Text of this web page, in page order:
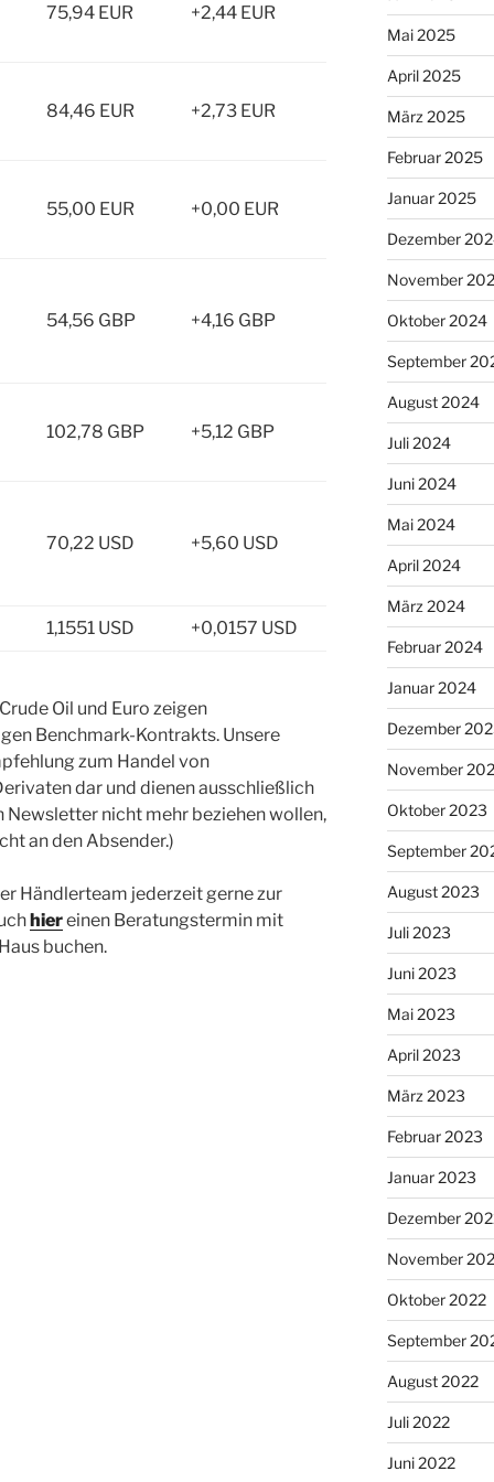
75,94 EUR +2,44 EUR
84,46 EUR +2,73 EUR
55,00 EUR +0,00 EUR
54,56 GBP +4,16 GBP
102,78 GBP +5,12 GBP
70,22 USD +5,60 USD
1,1551 USD +0,0157 USD
Oil und Euro zeigen
Benchmark-Kontrakts. Unsere
zum Handel von
dar und dienen ausschließlich
nicht mehr beziehen wollen,
an den Absender.)
Händlerteam jederzeit gerne zur
hiereinen Beratungstermin mit
buchen.
Mai 2025
April 2025
März 2025
Februar 2025
Januar 2025
Dezember
November
Oktober 2024
September
August 2024
Juli 2024
Juni 2024
Mai 2024
April 2024
März 2024
Februar 2024
Januar 2024
Dezember
November
Oktober 2023
September
August 2023
Juli 2023
Juni 2023
Mai 2023
April 2023
März 2023
Februar 2023
Januar 2023
Dezember
November
Oktober 2022
September
August 2022
Juli 2022
Juni 2022